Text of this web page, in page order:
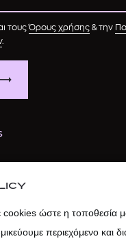
τουςΌρους χρήσης & την
.
ώστε η τοποθεσία
περιεχόμενο και